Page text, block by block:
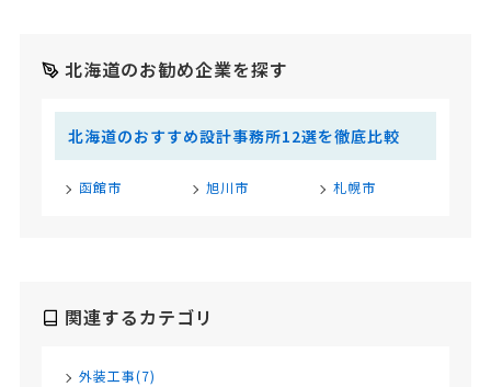
北海道のお勧め企業を探す
北海道のおすすめ設計事務所12選を徹底比較
函館市 旭川市 札幌市
関連するカテゴリ
外装工事(7)